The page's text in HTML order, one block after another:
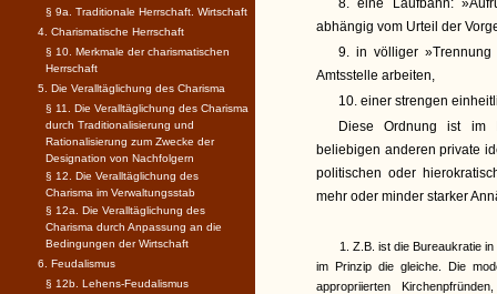
8. eine Laufbahn:
abhängig vom Urteil der
9. in völliger »Trennung
Amtsstelle arbeiten,
10. einer strengen
Diese Ordnung ist im
beliebigen anderen private
politischen oder
mehr oder minder starker
1. Z.B. ist die Bureaukratie
im Prinzip die gleiche. Die
appropriierten
§ 9a. Traditionale Herrschaft. Wirtschaft
4. Charismatische Herrschaft
§ 10. Merkmale der charismatischen
Herrschaft
5. Die Veralltäglichung des Charisma
§ 11. Die Veralltäglichung des Charisma
durch Traditionalisierung und
Rationalisierung zum Zwecke der
Designation von Nachfolgern
§ 12. Die Veralltäglichung des
Charisma im Verwaltungsstab
§ 12a. Die Veralltäglichung des
Charisma durch Anpassung an die
Bedingungen der Wirtschaft
6. Feudalismus
§ 12b. Lehens-Feudalismus